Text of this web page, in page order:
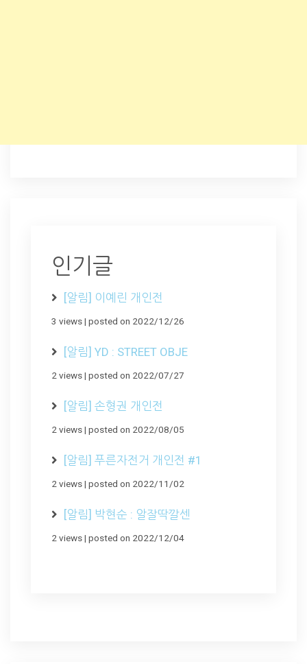
인기글
[알림] 이예린 개인전
3 views| posted on 2022/12/26
[알림] YD : STREET OBJE
2 views| posted on 2022/07/27
[알림] 손형권 개인전
2 views| posted on 2022/08/05
[알림] 푸른자전거 개인전 #1
2 views| posted on 2022/11/02
[알림] 박현순 : 알잘딱깔센
2 views| posted on 2022/12/04